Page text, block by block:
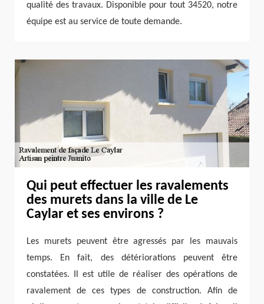
qualité des travaux. Disponible pour tout 34520, notre
équipe est au service de toute demande.
Qui peut effectuer les ravalements
des murets dans la ville de Le
Caylar et ses environs ?
Les murets peuvent être agressés par les mauvais
temps. En fait, des détériorations peuvent être
constatées. Il est utile de réaliser des opérations de
ravalement de ces types de construction. Afin de